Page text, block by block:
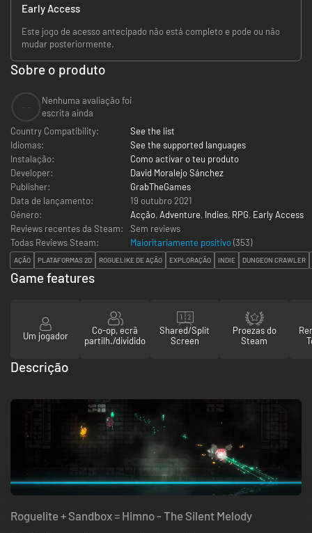
Early Access
Este jogo de acesso antecipado não está completo e pode ou não
mudar posteriormente.
Sobre o produto
Nenhuma avaliação foi
escrita ainda
Country Compatibility:
See the list
Idiomas:
See the supported languages
Instalação:
Como activar o teu produto
Developer:
David Moralejo Sánchez
Publisher:
GrabTheGames
Data de lançamento:
19 outubro 2021
Género:
Acção, Adventure, Indies, RPG, Early Access
Reviews recentes da Steam:
Sem reviews
Todas Reviews Steam:
Maioritariamente positivo(353)
AÇÃO PLATAFORMAS 2D ROGUELIKE DE AÇÃO EXPLORAÇÃO INDIE DUNGEON CRAWLER
Game features
Um jogador
Co-op, ecrã
partilh./dividido
Shared/Split
Screen
Proezas do
Steam
Descrição
Roguelite + Sandbox = Himno - The Silent Melody